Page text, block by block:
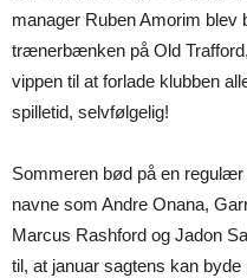
manager Ruben Amorim
trænerbænken på Old
vippen til at forlade klubben
spilletid, selvfølgelig!
Sommeren bød på en
navne som Andre Onana,
Marcus Rashford og Jadon
til, at januar sagtens kan byde